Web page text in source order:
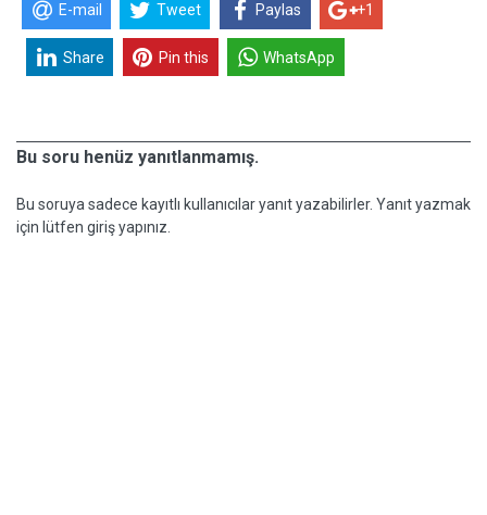
E-mail Tweet Paylas +1
Share Pin this WhatsApp
Bu soru henüz yanıtlanmamış.
Bu soruya sadece kayıtlı kullanıcılar yanıt yazabilirler. Yanıt yazmak
için lütfen giriş yapınız.